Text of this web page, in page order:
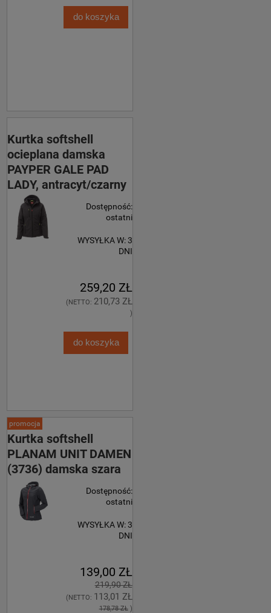
do koszyka
Kurtka softshell
ocieplana damska
PAYPER GALE PAD
LADY, antracyt/czarny
Dostępność:
ostatni
WYSYŁKA W: 3
DNI
259,20 ZŁ
(NETTO: 210,73 ZŁ
)
do koszyka
Kurtka softshell
PLANAM UNIT DAMEN
(3736) damska szara
Dostępność:
ostatni
WYSYŁKA W: 3
DNI
139,00 ZŁ
219,90 ZŁ
(NETTO: 113,01 ZŁ
178,78 ZŁ)
promocja